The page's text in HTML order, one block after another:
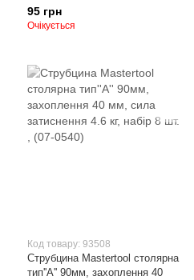
набір 6 шт. , (07-0545)
95 грн
Очікується
Код товару: 93508
Струбцина Mastertool столярна
тип''A'' 90мм, захоплення 40